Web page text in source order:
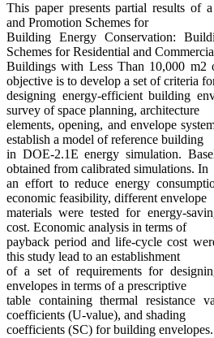
This paper presents partial results of
and Promotion Schemes for
Building Energy Conservation:
Schemes for Residential and
Buildings with Less Than 10,000 m2
objective is to develop a set of criteria
designing energy-efficient building
survey of space planning, architecture
elements, opening, and envelope
establish a model of reference building
in DOE-2.1E energy simulation.
obtained from calibrated simulations. In
an effort to reduce energy
economic feasibility, different envelope
materials were tested for energy-
cost. Economic analysis in terms of
payback period and life-cycle cost
this study lead to an establishment
of a set of requirements for
envelopes in terms of a prescriptive
table containing thermal resistance
coefficients (U-value), and shading
coefficients (SC) for building envelopes.